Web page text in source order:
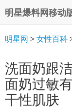
明星爆料网移动
明星网 >女性百科
洗面奶跟
面奶过敏
干性肌肤